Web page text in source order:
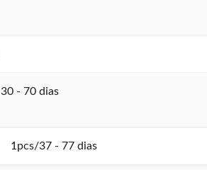
30 - 70 dias
1pcs/37 - 77 dias